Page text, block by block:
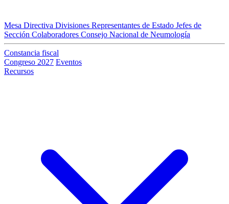
Mesa Directiva Divisiones Representantes de Estado Jefes de
Sección Colaboradores Consejo Nacional de Neumología
Constancia fiscal
Congreso 2027 Eventos
Recursos